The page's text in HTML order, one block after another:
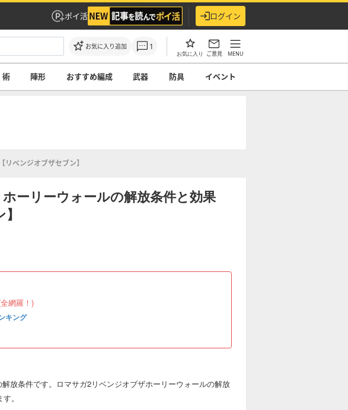
ポイ活 ログイン
お気に入り追加 1
お気に入り ご意見 MENU
術 陣形 おすすめ編成 武器 防具 イベント
ベンジオブザセブン】
ーリーウォールの解放条件と効果
網羅！)
キング
放条件です。ロマサガ2リベンジオブザホーリーウォールの解放
。